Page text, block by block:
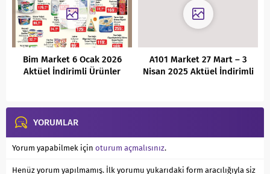
Bim Market 6 Ocak 2026
Aktüel İndirimli Ürünler
A101 Market 27 Mart – 3
Nisan 2025 Aktüel İndirimli
YORUMLAR
Yorum yapabilmek için oturum açmalısınız.
Henüz yorum yapılmamış. İlk yorumu yukarıdaki form aracılığıyla siz